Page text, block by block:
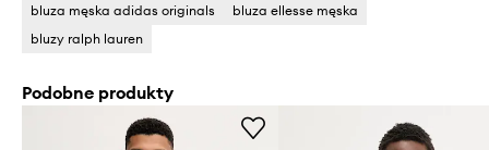
bluza męska adidas originals
bluza ellesse męska
bluzy ralph lauren
Podobne produkty